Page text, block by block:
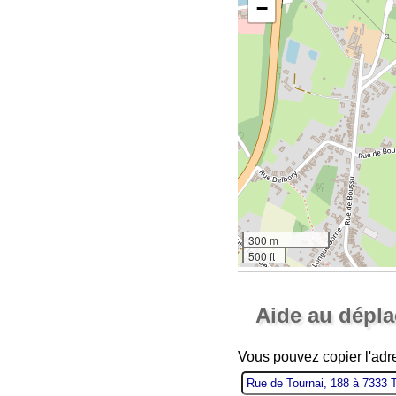
−
300 m
500 ft
Aide au
Vous pouvez copier